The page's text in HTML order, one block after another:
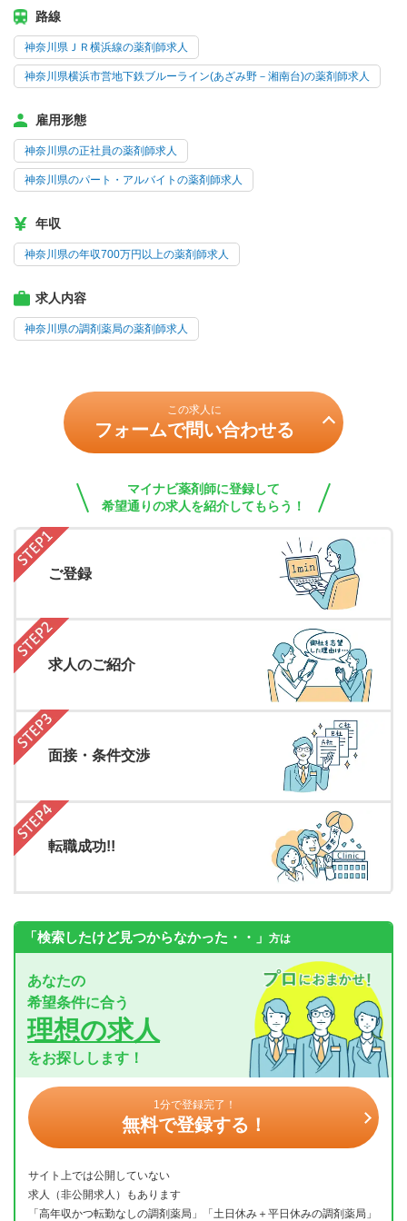
路線
神奈川県ＪＲ横浜線の薬剤師求人
神奈川県横浜市営地下鉄ブルーライン(あざみ野－湘南台)の薬剤師求人
雇用形態
神奈川県の正社員の薬剤師求人
神奈川県のパート・アルバイトの薬剤師求人
年収
神奈川県の年収700万円以上の薬剤師求人
求人内容
神奈川県の調剤薬局の薬剤師求人
この求人に
フォームで問い合わせる
マイナビ薬剤師に登録して
希望通りの求人を紹介してもらう！
ご登録
求人のご紹介
面接・条件交渉
転職成功!!
「検索したけど見つからなかった・・」 方は
あなたの
希望条件に合う
理想の求人
をお探しします！
1分で登録完了！
無料で登録する！
サイト上では公開していない
求人（非公開求人）もあります
「高年収かつ転勤なしの調剤薬局」「土日休み＋平日休みの調剤薬局」